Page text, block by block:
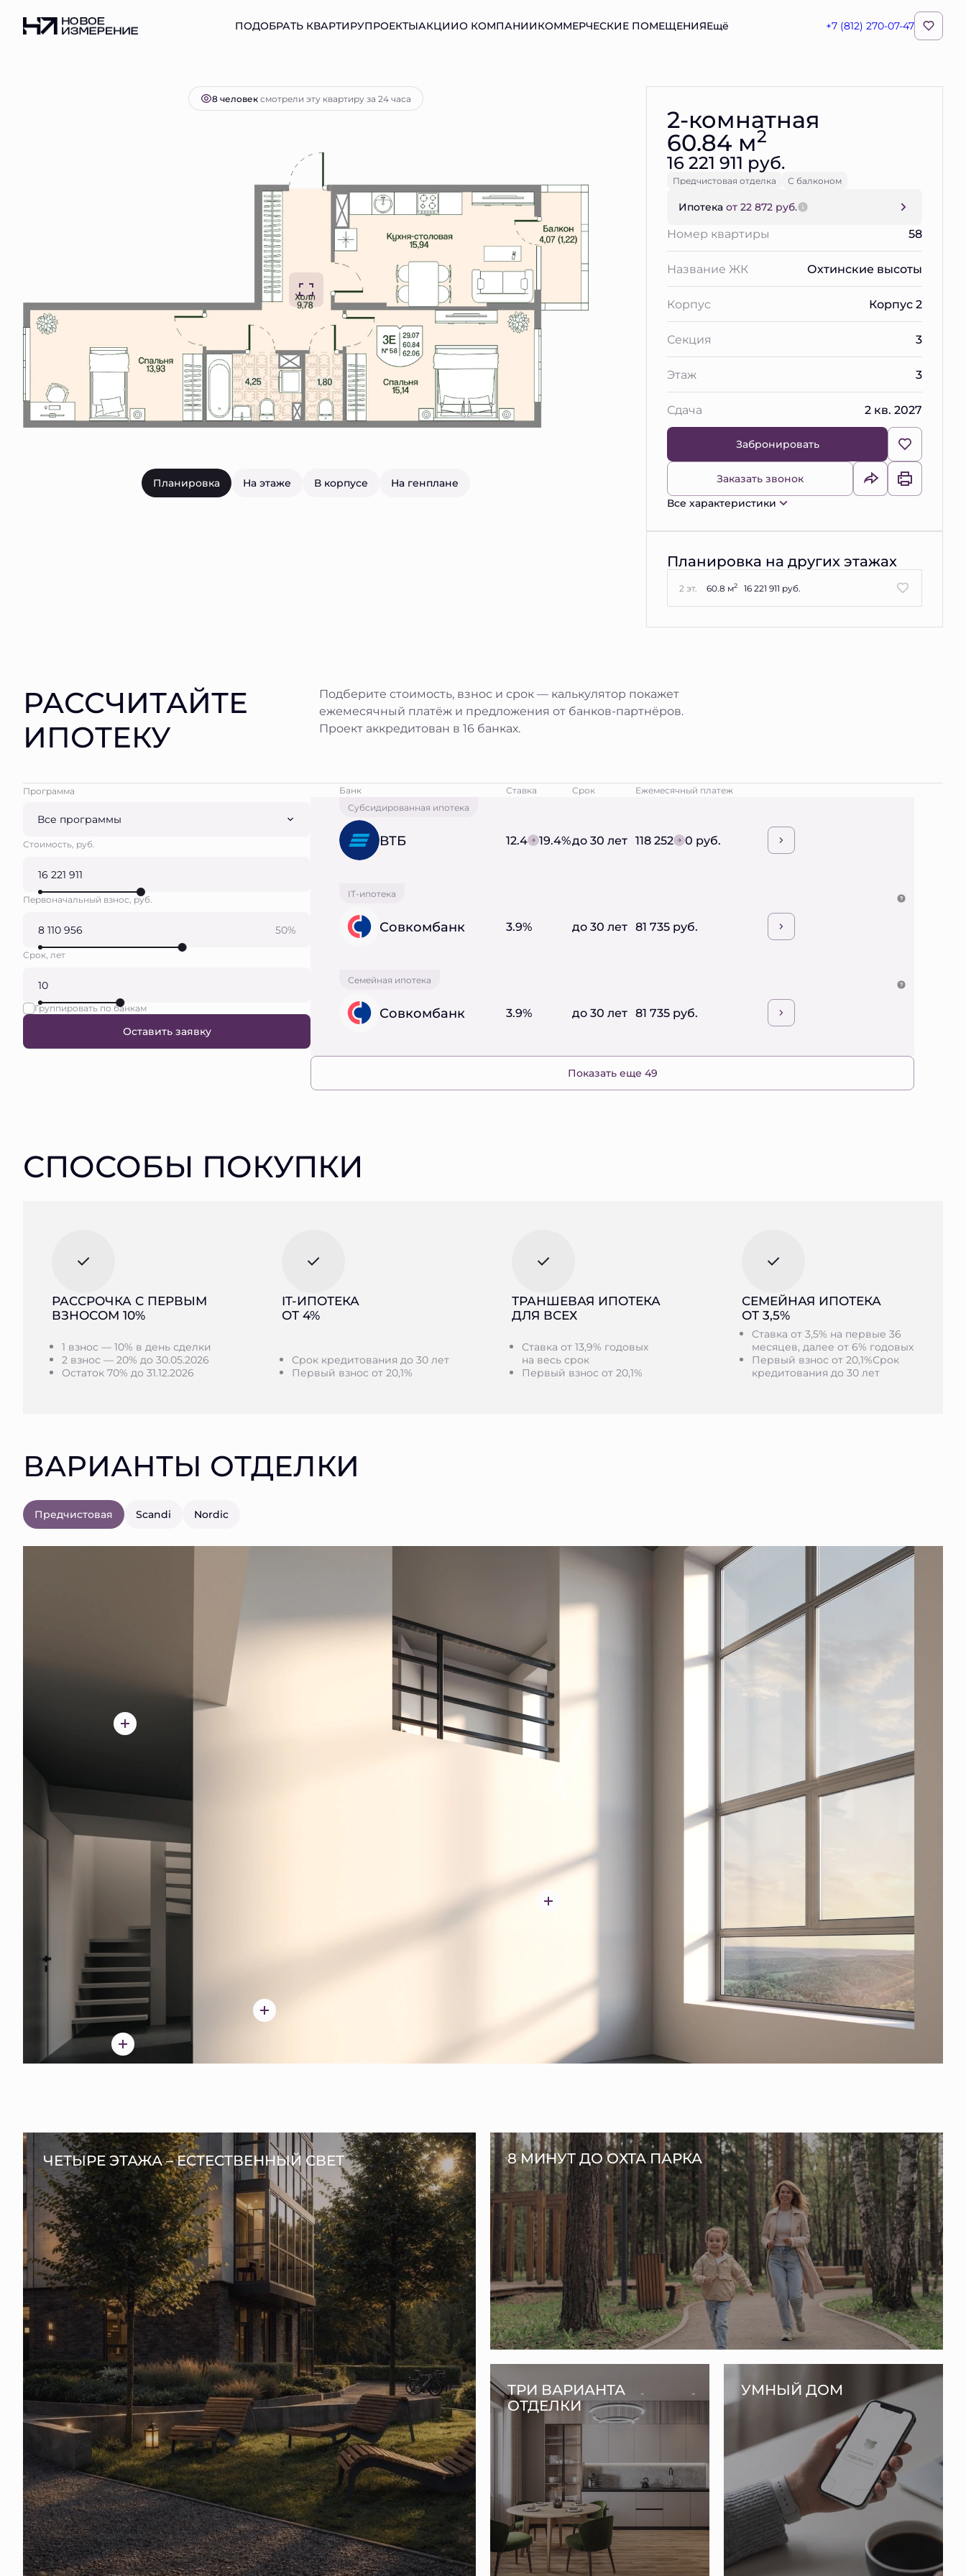
ПОДОБРАТЬ КВАРТИРУПРОЕКТЫАКЦИИО КОМПАНИИКОММЕРЧЕСКИЕ ПОМЕЩЕНИЯЕщё +7 (812) 270-07-47
2-комнатная60.84 м 16 221 911 руб.Ипотекаот 22 872 руб. Забронировать
8 человексмотрели эту квартиру за 24 часа
Планировка На этаже В корпусе На генплане
2-комнатная
60.84 м2
16 221 911 руб.
Предчистовая отделка С балконом
Ипотека от 22 872 руб.
Номер квартиры 58
Название ЖК Охтинские высоты
Корпус Корпус 2
Секция 3
Этаж 3
Сдача 2 кв. 2027
Забронировать
Заказать звонок
Все характеристики
Планировка на других этажах
2 эт. 60.8 м2 16 221 911 руб.
РАССЧИТАЙТЕ
ИПОТЕКУ
Подберите стоимость, взнос и срок — калькулятор покажет
ежемесячный платёж и предложения от банков-партнёров.
Проект аккредитован в 16 банках.
Программа
Все программы
Стоимость, руб.
Первоначальный взнос, руб.
50%
Срок, лет
Группировать по банкам
Оставить заявку
Банк Ставка Срок
Ежемесячный платеж
Субсидированная ипотека
ВТБ 12.4 19.4%до 30 лет 118 252 0 руб.
IT-ипотека
Совкомбанк 3.9% до 30 лет 81 735 руб.
Семейная ипотека
Совкомбанк 3.9% до 30 лет 81 735 руб.
Показать еще 49
СПОСОБЫ ПОКУПКИ
РАССРОЧКА С ПЕРВЫМ
ВЗНОСОМ 10%
1 взнос — 10% в день сделки
2 взнос — 20% до 30.05.2026
Остаток 70% до 31.12.2026
IT-ИПОТЕКА
ОТ 4%
Срок кредитования до 30 лет
Первый взнос от 20,1%
ТРАНШЕВАЯ ИПОТЕКА
ДЛЯ ВСЕХ
Ставка от 13,9% годовых
на весь срок
Первый взнос от 20,1%
СЕМЕЙНАЯ ИПОТЕКА
ОТ 3,5%
Ставка от 3,5% на первые 36
месяцев, далее от 6% годовых
Первый взнос от 20,1%Срок
кредитования до 30 лет
ВАРИАНТЫ ОТДЕЛКИ
Предчистовая Scandi Nordic
ЧЕТЫРЕ ЭТАЖА – ЕСТЕСТВЕННЫЙ СВЕТ 8 МИНУТ ДО ОХТА ПАРКА
ТРИ ВАРИАНТА
ОТДЕЛКИ
УМНЫЙ ДОМ